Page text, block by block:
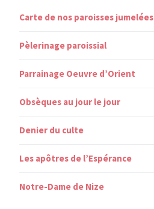
Carte de nos paroisses jumelées
Pèlerinage paroissial
Parrainage Oeuvre d’Orient
Obsèques au jour le jour
Denier du culte
Les apôtres de l’Espérance
Notre-Dame de Nize